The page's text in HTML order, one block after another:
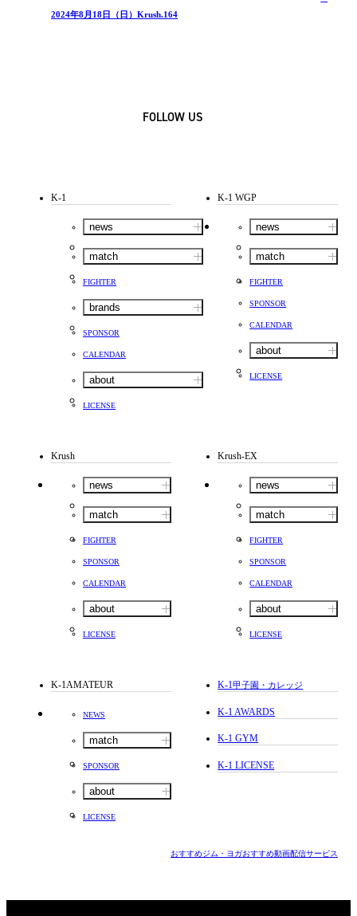
2024年8月18日（日）Krush.164
FOLLOW US
K-1
news
match
FIGHTER
brands
SPONSOR
CALENDAR
about
LICENSE
K-1 WGP
news
match
FIGHTER
SPONSOR
CALENDAR
about
LICENSE
Krush
news
match
FIGHTER
SPONSOR
CALENDAR
about
LICENSE
Krush-EX
news
match
FIGHTER
SPONSOR
CALENDAR
about
LICENSE
K-1AMATEUR
NEWS
match
SPONSOR
about
LICENSE
K-1甲子園・カレッジ
K-1 AWARDS
K-1 GYM
K-1 LICENSE
おすすめジム・ヨガおすすめ動画配信サービス